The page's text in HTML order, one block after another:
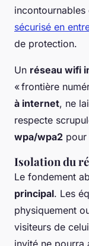
sécurisé en
de protection.
Un réseau wifi
« frontière
à internet, ne
respecte
wpa/wpa2
Isolation du
Le fondement
principal. Les
physiquement
visiteurs de
invité ne pourra